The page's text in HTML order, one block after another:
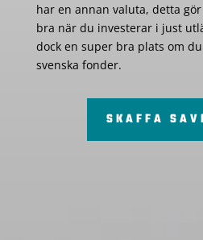
har en annan valuta, detta
bra när du investerar i just
dock en super bra plats om
svenska fonder.
SKAFFA